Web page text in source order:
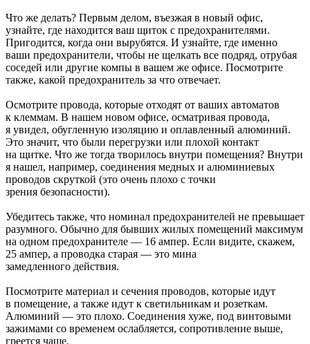
Что же делать? Первым делом, въезжая в новый офис,
узнайте, где находится ваш щиток с предохранителями.
Пригодится, когда они вырубятся. И узнайте, где именно
ваши предохранители, чтобы не щелкать все подряд, отрубая
соседей или другие компы в вашем же офисе. Посмотрите
также, какой предохранитель за что отвечает.
Осмотрите провода, которые отходят от ваших автоматов
к клеммам. В нашем новом офисе, осматривая провода,
я увидел, обугленную изоляцию и оплавленный алюминий.
Это значит, что были перегрузки или плохой контакт
на щитке. Что же тогда творилось внутри помещения? Внутри
я нашел, например, соединения медных и алюминиевых
проводов скруткой (это очень плохо с точки
зрения безопасности).
Убедитесь также, что номинал предохранителей не превышает
разумного. Обычно для бывших жилых помещений максимум
на одном предохранителе — 16 ампер. Если видите, скажем,
25 ампер, а проводка старая — это мина
замедленного действия.
Посмотрите материал и сечения проводов, которые идут
в помещение, а также идут к светильникам и розеткам.
Алюминий — это плохо. Соединения хуже, под винтовыми
зажимами со временем ослабляется, сопротивление выше,
греется чаще.